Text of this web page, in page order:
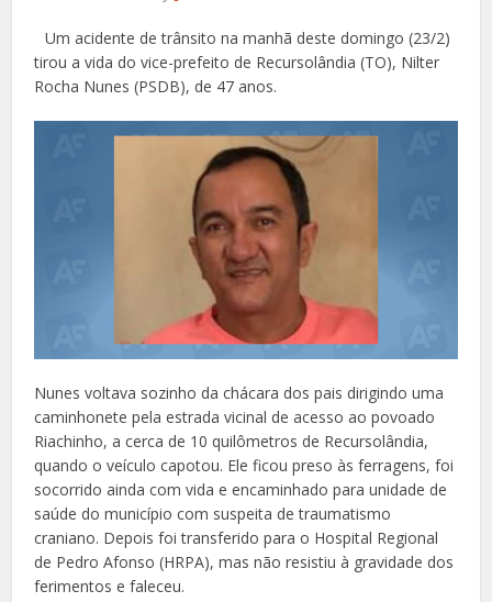
Um acidente de trânsito na manhã deste domingo (23/2)
tirou a vida do vice-prefeito de Recursolândia (TO), Nilter
Rocha Nunes (PSDB), de 47 anos.
Nunes voltava sozinho da chácara dos pais dirigindo uma
caminhonete pela estrada vicinal de acesso ao povoado
Riachinho, a cerca de 10 quilômetros de Recursolândia,
quando o veículo capotou. Ele ficou preso às ferragens, foi
socorrido ainda com vida e encaminhado para unidade de
saúde do município com suspeita de traumatismo
craniano. Depois foi transferido para o Hospital Regional
de Pedro Afonso (HRPA), mas não resistiu à gravidade dos
ferimentos e faleceu.